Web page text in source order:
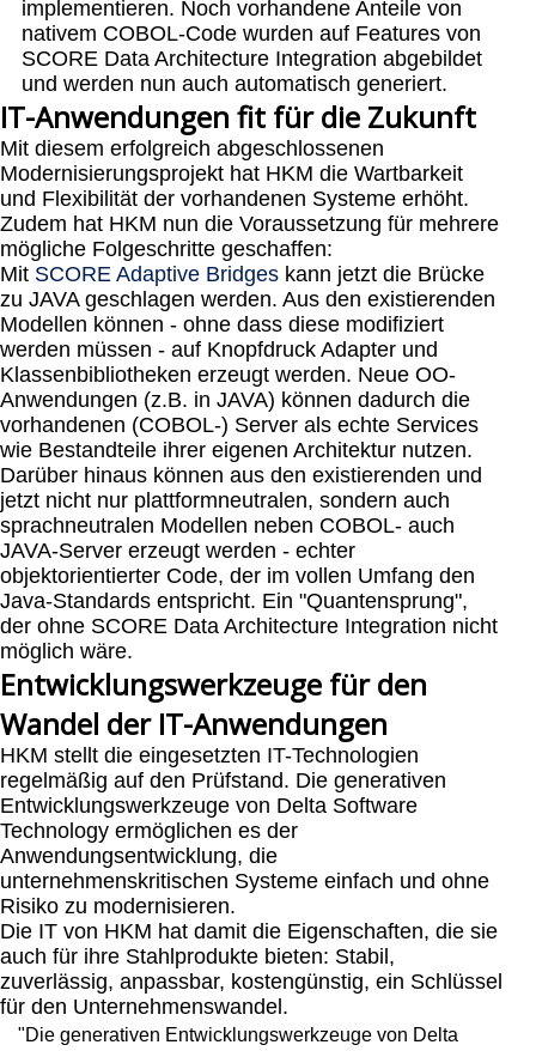
implementieren. Noch vorhandene Anteile von
nativem COBOL-Code wurden auf Features von
SCORE Data Architecture Integration abgebildet
und werden nun auch automatisch generiert.
IT-Anwendungen fit für die Zukunft
Mit diesem erfolgreich abgeschlossenen
Modernisierungsprojekt hat HKM die Wartbarkeit
und Flexibilität der vorhandenen Systeme erhöht.
Zudem hat HKM nun die Voraussetzung für mehrere
mögliche Folgeschritte geschaffen:
Mit SCORE Adaptive Bridges kann jetzt die Brücke
zu JAVA geschlagen werden. Aus den existierenden
Modellen können - ohne dass diese modifiziert
werden müssen - auf Knopfdruck Adapter und
Klassenbibliotheken erzeugt werden. Neue OO-
Anwendungen (z.B. in JAVA) können dadurch die
vorhandenen (COBOL-) Server als echte Services
wie Bestandteile ihrer eigenen Architektur nutzen.
Darüber hinaus können aus den existierenden und
jetzt nicht nur plattformneutralen, sondern auch
sprachneutralen Modellen neben COBOL- auch
JAVA-Server erzeugt werden - echter
objektorientierter Code, der im vollen Umfang den
Java-Standards entspricht. Ein "Quantensprung",
der ohne SCORE Data Architecture Integration nicht
möglich wäre.
Entwicklungswerkzeuge für den
Wandel der IT-Anwendungen
HKM stellt die eingesetzten IT-Technologien
regelmäßig auf den Prüfstand. Die generativen
Entwicklungswerkzeuge von Delta Software
Technology ermöglichen es der
Anwendungsentwicklung, die
unternehmenskritischen Systeme einfach und ohne
Risiko zu modernisieren.
Die IT von HKM hat damit die Eigenschaften, die sie
auch für ihre Stahlprodukte bieten: Stabil,
zuverlässig, anpassbar, kostengünstig, ein Schlüssel
für den Unternehmenswandel.
"Die generativen Entwicklungswerkzeuge von Delta